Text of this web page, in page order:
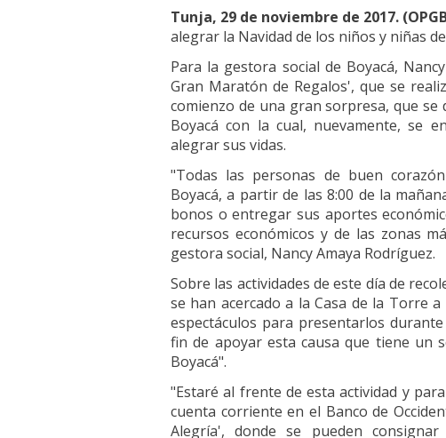
Tunja, 29 de noviembre de 2017.
alegrar la Navidad de los niños y niñas
Para la gestora social de Boyacá,
Gran Maratón de Regalos', que se
comienzo de una gran sorpresa, que
Boyacá con la cual, nuevamente, se
alegrar sus vidas.
"Todas las personas de buen
Boyacá, a partir de las 8:00 de la
bonos o entregar sus aportes
recursos económicos y de las zonas
gestora social, Nancy Amaya Rodríguez.
Sobre las actividades de este día de
se han acercado a la Casa de la Torre
espectáculos para presentarlos
fin de apoyar esta causa que tiene un
Boyacá".
"Estaré al frente de esta actividad y
cuenta corriente en el Banco de
Alegría', donde se pueden